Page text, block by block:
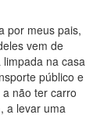
por meus pais,
vem de
na casa
público e
não ter carro
a levar uma